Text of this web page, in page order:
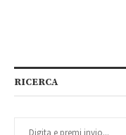
RICERCA